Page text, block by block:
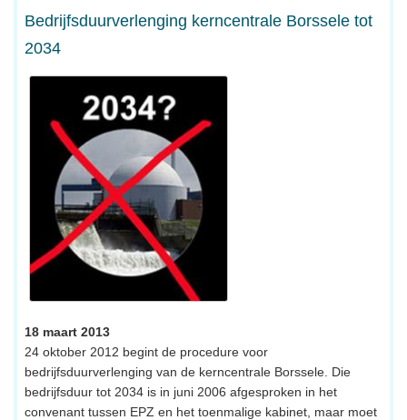
Bedrijfsduurverlenging kerncentrale Borssele tot
2034
18 maart 2013
24 oktober 2012 begint de procedure voor
bedrijfsduurverlenging van de kerncentrale Borssele. Die
bedrijfsduur tot 2034 is in juni 2006 afgesproken in het
convenant tussen EPZ en het toenmalige kabinet, maar moet